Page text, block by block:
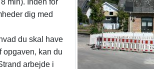
min). Inden for
dig med
du skal have
opgaven, kan du
arbejde i